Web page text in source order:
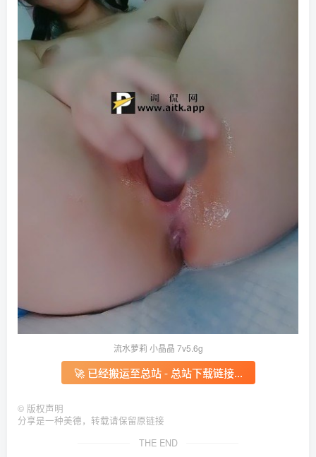
流水萝莉 小晶晶 7v5.6g
🚀 已经搬运至总站 - 总站下载链接...
© 版权声明
分享是一种美德，转载请保留原链接
THE END